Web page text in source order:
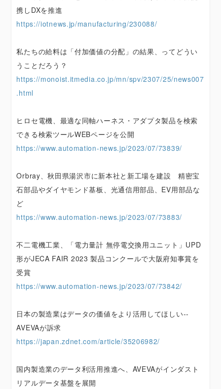
携しDXを推進
https://iotnews.jp/manufacturing/230088/
私たちの給料は「付加価値の分配」の結果、ってどうい
うことだろう？
https://monoist.itmedia.co.jp/mn/spv/2307/25/news007
.html
ヒロセ電機、最適な同軸ハーネス・アダプタ製品を検索
できる検索ツールWEBページを公開
https://www.automation-news.jp/2023/07/73839/
Orbray、秋田県湯沢市に新本社と新工場を建設 精密宝
石部品やダイヤモンド基板、光通信用部品、EV用部品な
ど
https://www.automation-news.jp/2023/07/73883/
不二電機工業、「電力量計 無停電交換用ユニット」UPD
形がJECA FAIR 2023 製品コンクールで大阪府知事賞を
受賞
https://www.automation-news.jp/2023/07/73842/
日本の製造業はデータの価値をより活用してほしい--
AVEVAが訴求
https://japan.zdnet.com/article/35206982/
国内製造業のデータ利活用推進へ、AVEVAがインダスト
リアルデータ基盤を展開